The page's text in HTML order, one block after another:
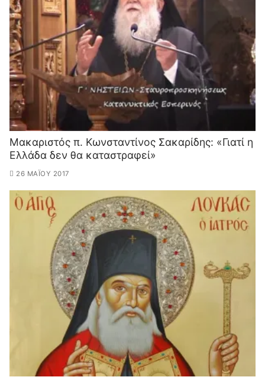
Μακαριστός π. Κωνσταντίνος Σακαρίδης: «Γιατί η
Ελλάδα δεν θα καταστραφεί»
26 ΜΑΪ́ΟΥ 2017